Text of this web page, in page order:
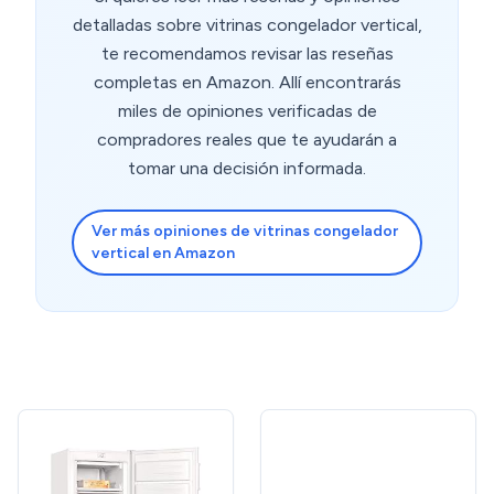
detalladas sobre vitrinas congelador vertical,
te recomendamos revisar las reseñas
completas en Amazon. Allí encontrarás
miles de opiniones verificadas de
compradores reales que te ayudarán a
tomar una decisión informada.
Ver más opiniones de vitrinas congelador
vertical en Amazon